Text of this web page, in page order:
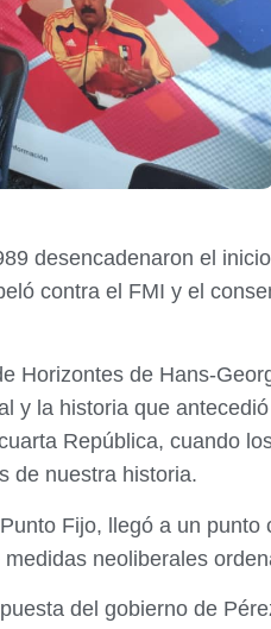
desencadenaron el
contra el FMI y el
Horizontes de Hans-
y la historia que
República, cuando
de nuestra historia.
Fijo, llegó a un
neoliberales
del gobierno de